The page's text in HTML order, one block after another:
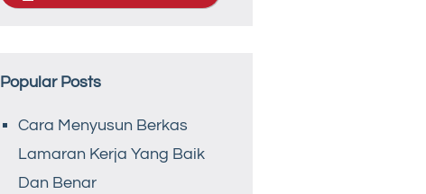
Popular Posts
Cara Menyusun Berkas
Lamaran Kerja Yang Baik
Dan Benar